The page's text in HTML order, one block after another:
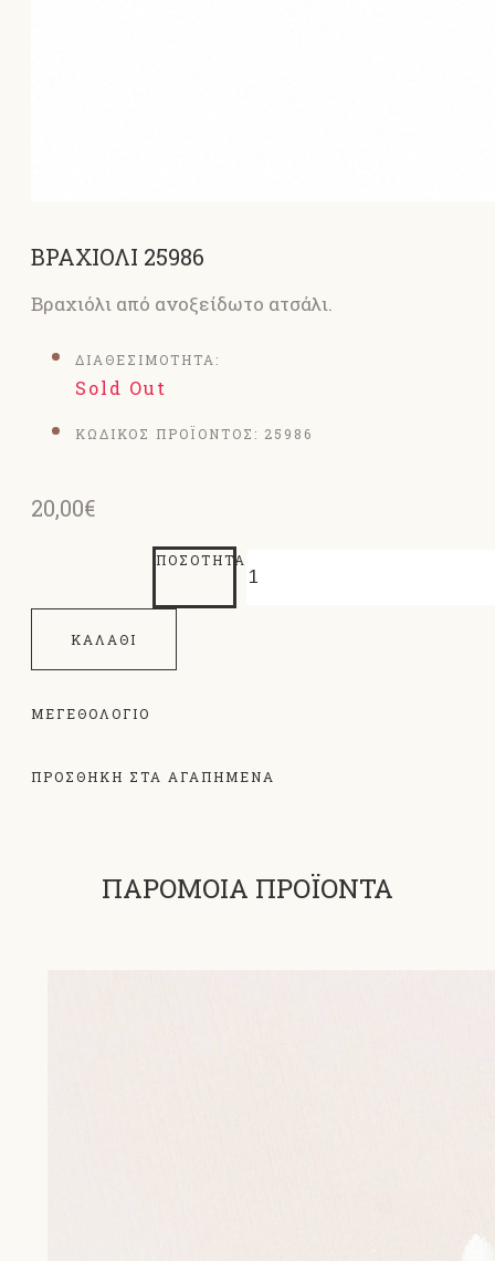
ΒΡΑΧΙΟΛΙ 25986
Βραχιόλι από ανοξείδωτο ατσάλι.
ΔΙΑΘΕΣΙΜΟΤΗΤΑ:
Sold Out
ΚΩΔΙΚΟΣ ΠΡΟΪΟΝΤΟΣ: 25986
20,00€
ΠΟΣΌΤΗΤΑ
ΚΑΛΆΘΙ
ΜΕΓΕΘΟΛΌΓΙΟ
ΠΡΟΣΘΗΚΗ ΣΤΑ ΑΓΑΠΗΜΕΝΑ
ΠΑΡΟΜΟΙΑ ΠΡΟΪΟΝΤΑ